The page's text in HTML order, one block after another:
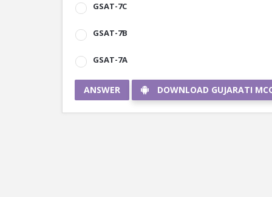
GSAT-7C
GSAT-7B
GSAT-7A
ANSWER DOWNLOAD GUJARATI